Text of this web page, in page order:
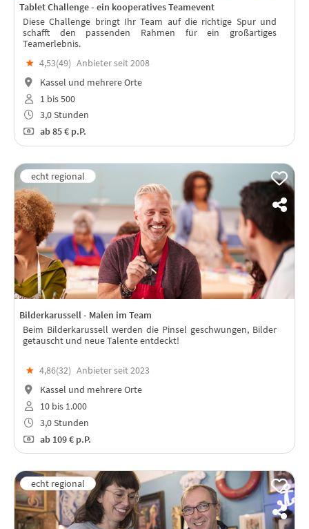
Tablet Challenge - ein kooperatives Teamevent
Diese Challenge bringt Ihr Team auf die richtige Spur und
schafft den passenden Rahmen für ein großartiges
Teamerlebnis.
★ 4,53(49) Anbieter seit 2008
Kassel und mehrere Orte
1 bis 500
3,0 Stunden
ab85 € p.P.
Bilderkarussell - Malen im Team
Beim Bilderkarussell werden die Pinsel geschwungen, Bilder
getauscht und neue Talente entdeckt!
★ 4,86(32) Anbieter seit 2023
Kassel und mehrere Orte
10 bis 1.000
3,0 Stunden
ab109 € p.P.